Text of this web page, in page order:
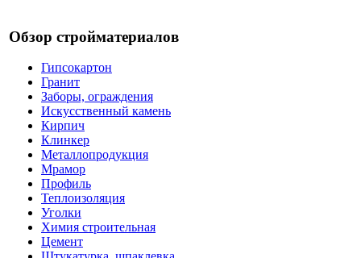
Обзор стройматериалов
Гипсокартон
Гранит
Заборы, ограждения
Искусственный камень
Кирпич
Клинкер
Металлопродукция
Мрамор
Профиль
Теплоизоляция
Уголки
Химия строительная
Цемент